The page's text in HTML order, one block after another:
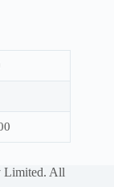
Limited. All